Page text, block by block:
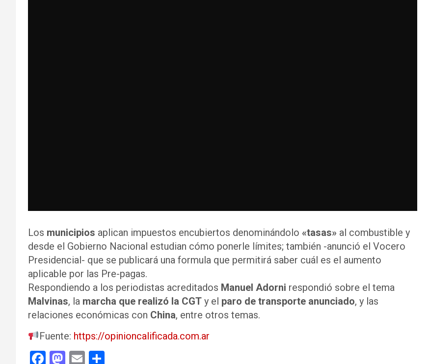
Los municipios aplican impuestos encubiertos denominándolo «tasas» al combustible y
desde el Gobierno Nacional estudian cómo ponerle límites; también -anunció el Vocero
Presidencial- que se publicará una formula que permitirá saber cuál es el aumento
aplicable por las Pre-pagas.
Respondiendo a los periodistas acreditados Manuel Adorni respondió sobre el tema
Malvinas, la marcha que realizó la CGT y el paro de transporte anunciado, y las
relaciones económicas con China, entre otros temas.
Fuente: https://opinioncalificada.com.ar
F
M E